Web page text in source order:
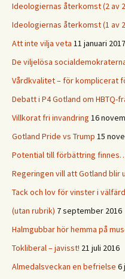
Ideologiernas återkomst (2 av
Ideologiernas återkomst (1 av
Att inte vilja veta 11 januari 2017
De viljelösa
Vårdkvalitet – för komplicerat
Debatt i P4 Gotland om HBTQ-
Villkorat fri invandring 16
Gotland Pride vs Trump 15
Potential till förbättring
Regeringen vill att Gotland blir
Tack och lov för vinster i
(utan rubrik) 7 september 2016
Halmgubbar hör hemma på
Tokliberal – javisst! 21 juli 2016
Almedalsveckan en befrielse 6